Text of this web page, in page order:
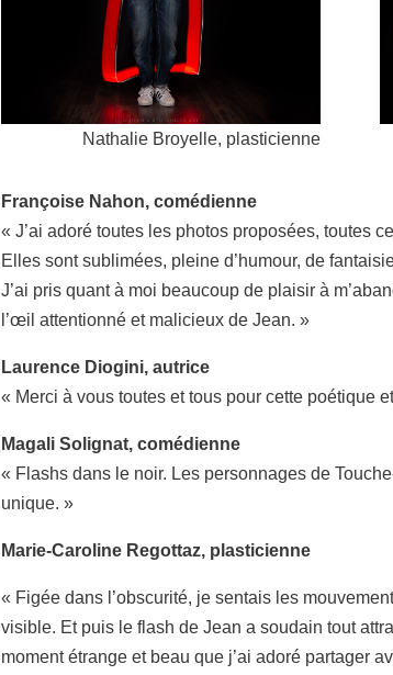
Nathalie Broyelle, plasticienne
Françoise Nahon, comédienne
« J’ai adoré toutes les photos proposées, toutes
Elles sont sublimées, pleine d’humour, de
J’ai pris quant à moi beaucoup de plaisir à
l’œil attentionné et malicieux de Jean. »
Laurence Diogini, autrice
« Merci à vous toutes et tous pour cette poétique
Magali Solignat, comédienne
« Flashs dans le noir. Les personnages de
unique. »
Marie-Caroline Regottaz, plasticienne
« Figée dans l’obscurité, je sentais les
visible. Et puis le flash de Jean a soudain tout
moment étrange et beau que j’ai adoré partager